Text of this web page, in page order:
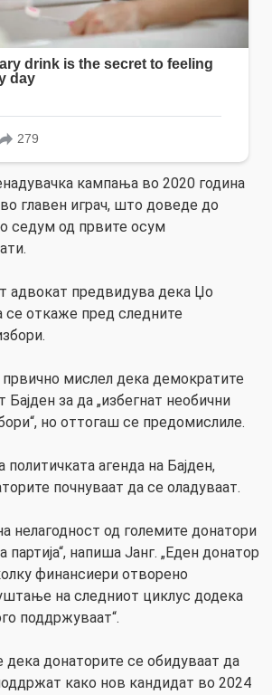
кампања во 2020 година
главен играч, што доведе до
седум од првите осум
адвокат предвидува дека Џо
се откаже пред следните
првично мислел дека демократите
Бајден за да „избегнат необични
но оттогаш се предомислилe.
политичката агенда на Бајден,
почнуваат да се оладуваат.
нелагодност од големите донатори
напиша Јанг. „Еден донатор
финансиери отворено
на следниот циклус додека
поддржуваат“.
дека донаторите се обидуваат да
како нов кандидат во 2024